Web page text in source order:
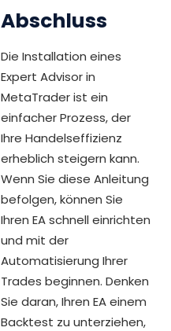
Abschluss
Die Installation eines
Expert Advisor in
MetaTrader ist ein
einfacher Prozess, der
Ihre Handelseffizienz
erheblich steigern kann.
Wenn Sie diese Anleitung
befolgen, können Sie
Ihren EA schnell einrichten
und mit der
Automatisierung Ihrer
Trades beginnen. Denken
Sie daran, Ihren EA einem
Backtest zu unterziehen,